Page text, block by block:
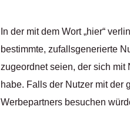
In der mit dem Wort „hier“
bestimmte, zufallsgenerierte
zugeordnet seien, der sich mit
habe. Falls der Nutzer mit der
Werbepartners besuchen